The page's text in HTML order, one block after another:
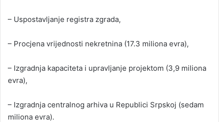
– Uspostavljanje registra zgrada,
– Procjena vrijednosti nekretnina (17.3 miliona evra),
– Izgradnja kapaciteta i upravljanje projektom (3,9 miliona
evra),
– Izgradnja centralnog arhiva u Republici Srpskoj (sedam
miliona evra).